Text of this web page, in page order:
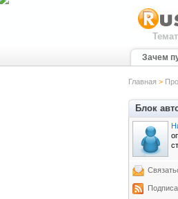
Зачем
Главная >
Блок